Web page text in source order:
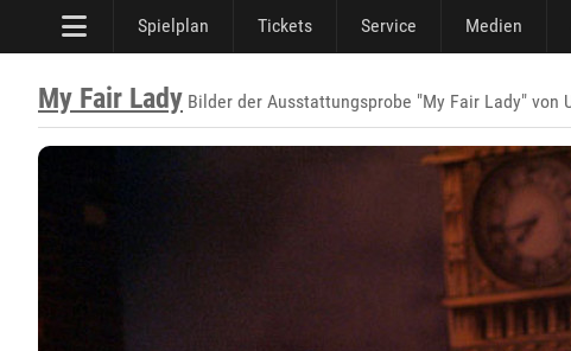
Spielplan Tickets Service Medien
My Fair Lady Bilder der Ausstattungsprobe "My Fair Lady"